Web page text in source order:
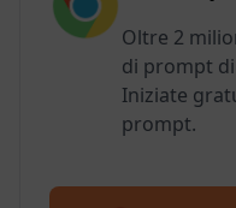
Oltre 2
di prompt di
Iniziate
prompt.